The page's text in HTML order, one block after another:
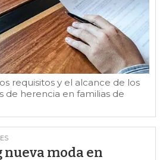
requisitos y el alcance de los
de herencia en familias de
nueva moda en